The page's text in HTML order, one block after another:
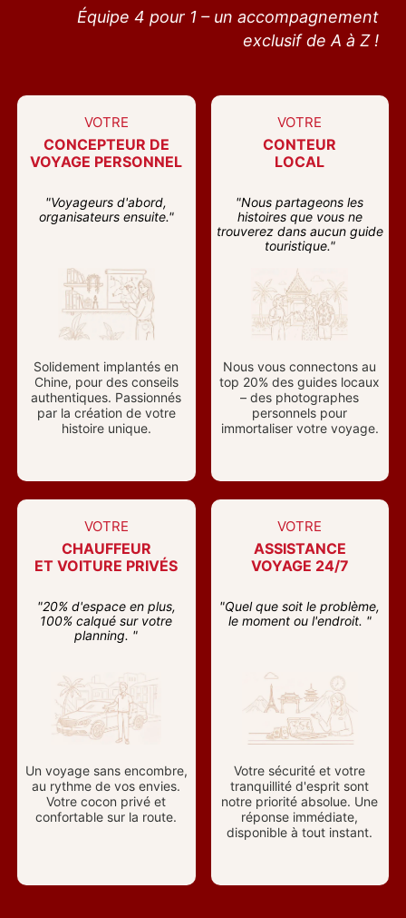
Équipe 4 pour 1 – un accompagnement
exclusif de A à Z !
VOTRE
CONCEPTEUR DE
VOYAGE PERSONNEL
"Voyageurs d'abord,
organisateurs ensuite."
Solidement implantés en
Chine, pour des conseils
authentiques. Passionnés
par la création de votre
histoire unique.
VOTRE
CONTEUR
LOCAL
"Nous partageons les
histoires que vous ne
trouverez dans aucun guide
touristique."
Nous vous connectons au
top 20% des guides locaux
– des photographes
personnels pour
immortaliser votre voyage.
VOTRE
CHAUFFEUR
ET VOITURE PRIVÉS
"20% d'espace en plus,
100% calqué sur votre
planning. "
Un voyage sans encombre,
au rythme de vos envies.
Votre cocon privé et
confortable sur la route.
VOTRE
ASSISTANCE
VOYAGE 24/7
"Quel que soit le problème,
le moment ou l'endroit. "
Votre sécurité et votre
tranquillité d'esprit sont
notre priorité absolue. Une
réponse immédiate,
disponible à tout instant.